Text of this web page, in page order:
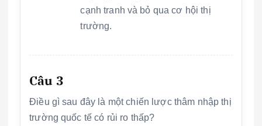
cạnh tranh và bỏ qua cơ hội thị
trường.
Câu 3
Điều gì sau đây là một chiến lược thâm nhập thị
trường quốc tế có rủi ro thấp?